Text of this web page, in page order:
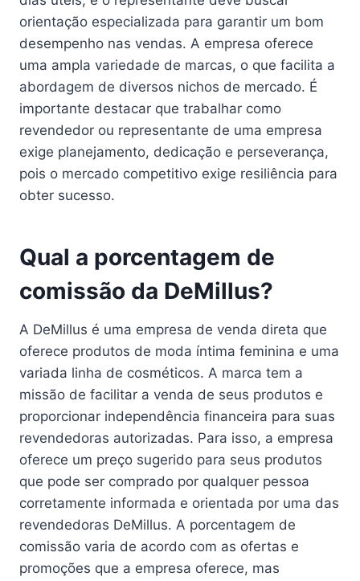
orientação especializada para garantir um bom
desempenho nas vendas. A empresa oferece
uma ampla variedade de marcas, o que facilita a
abordagem de diversos nichos de mercado. É
importante destacar que trabalhar como
revendedor ou representante de uma empresa
exige planejamento, dedicação e perseverança,
pois o mercado competitivo exige resiliência para
obter sucesso.
Qual a porcentagem de
comissão da DeMillus?
A DeMillus é uma empresa de venda direta que
oferece produtos de moda íntima feminina e uma
variada linha de cosméticos. A marca tem a
missão de facilitar a venda de seus produtos e
proporcionar independência financeira para suas
revendedoras autorizadas. Para isso, a empresa
oferece um preço sugerido para seus produtos
que pode ser comprado por qualquer pessoa
corretamente informada e orientada por uma das
revendedoras DeMillus. A porcentagem de
comissão varia de acordo com as ofertas e
promoções que a empresa oferece, mas